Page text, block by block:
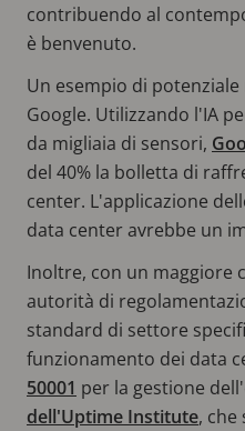
contribuendo al
è benvenuto.
Un esempio di
Google. Utilizzando l'IA
da migliaia di sensori,
del 40% la bolletta di
center. L'applicazione
data center avrebbe un
Inoltre, con un maggiore
autorità di
standard di settore
funzionamento dei data
50001 per la gestione
dell'Uptime Institute, che